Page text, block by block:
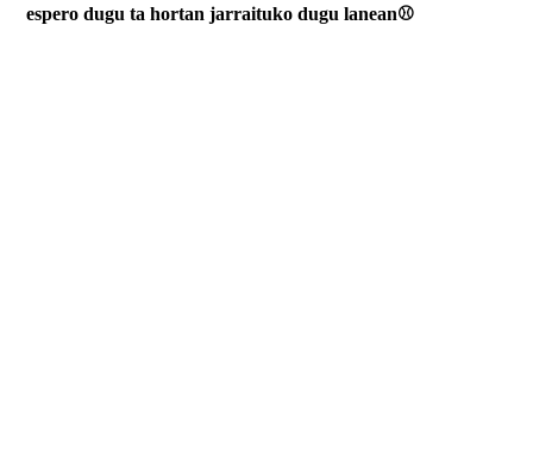
espero dugu ta hortan jarraituko dugu lanean⚾